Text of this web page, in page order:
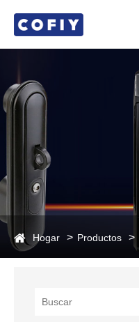
Hogar Productos